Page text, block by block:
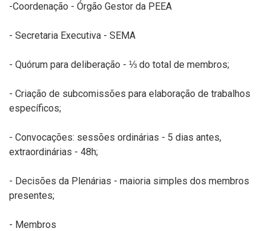
-Coordenação - Órgão Gestor da PEEA
- Secretaria Executiva - SEMA
- Quórum para deliberação - ⅓ do total de membros;
- Criação de subcomissões para elaboração de trabalhos
específicos;
- Convocações: sessões ordinárias - 5 dias antes,
extraordinárias - 48h;
- Decisões da Plenárias - maioria simples dos membros
presentes;
- Membros